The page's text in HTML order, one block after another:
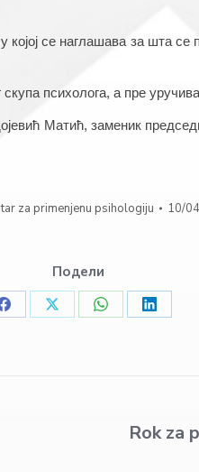
се наглашава за шта
психолога, а пре
Матић, заменик
za primenjenu psihologiju 10/
Подели
Share
Share
Share
Share
Rok za